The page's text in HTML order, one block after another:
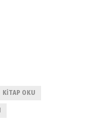
KITAP OKU